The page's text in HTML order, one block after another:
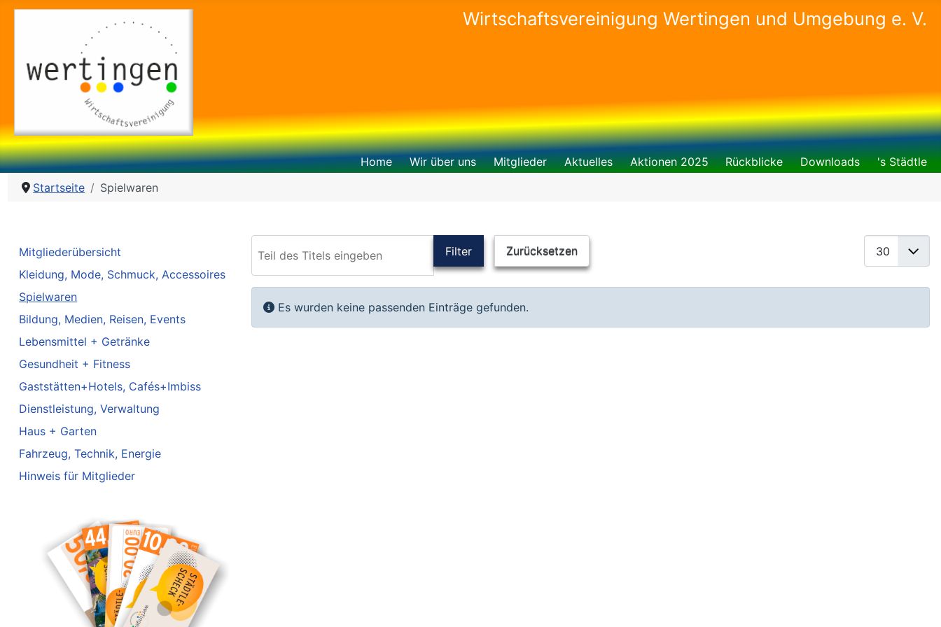
Wirtschaftsvereinigung Wertingen und Umgebung e. V.
Home Wir über uns Mitglieder Aktuelles Aktionen 2025 Rückblicke Downloads
's Städtle
Startseite
Spielwaren
Mitgliederübersicht
Kleidung, Mode, Schmuck, Accessoires
Spielwaren
Bildung, Medien, Reisen, Events
Lebensmittel + Getränke
Gesundheit + Fitness
Gaststätten+Hotels, Cafés+Imbiss
Dienstleistung, Verwaltung
Haus + Garten
Fahrzeug, Technik, Energie
Hinweis für Mitglieder
Filter Zurücksetzen
Information
Es wurden keine passenden Einträge gefunden.